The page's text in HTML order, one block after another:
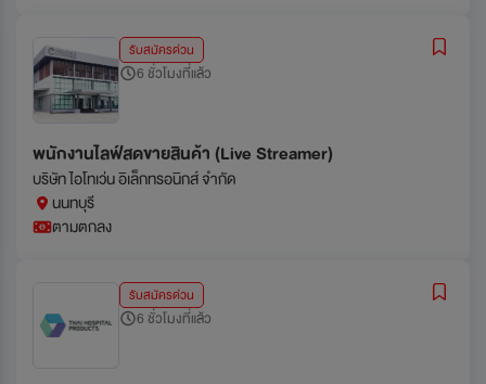
รับสมัครด่วน
6 ชั่วโมงที่แล้ว
พนักงานไลฟ์สดขายสินค้า (Live Streamer)
บริษัท ไอโทเว่น อิเล็กทรอนิกส์ จำกัด
นนทบุรี
ตามตกลง
รับสมัครด่วน
6 ชั่วโมงที่แล้ว